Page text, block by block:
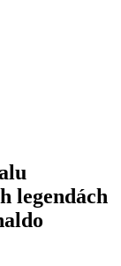
legendách